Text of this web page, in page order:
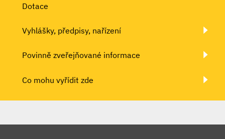
Dotace
Vyhlášky, předpisy, nařízení
Povinně zveřejňované informace
Co mohu vyřídit zde